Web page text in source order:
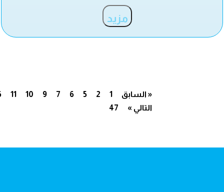
مزيد
« السابق 1
2
5
6
7
9
10
11
47
التالي »